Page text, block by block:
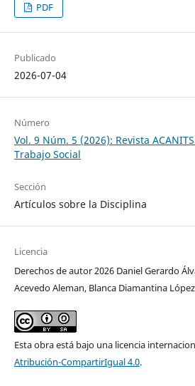
PDF
Publicado
2026-07-04
Número
Vol. 9 Núm. 5 (2026): Revista
Trabajo Social
Sección
Artículos sobre la Disciplina
Licencia
Derechos de autor 2026 Daniel Gerardo
Acevedo Aleman, Blanca Diamantina
Esta obra está bajo una licencia
Atribución-CompartirIgual 4.0.